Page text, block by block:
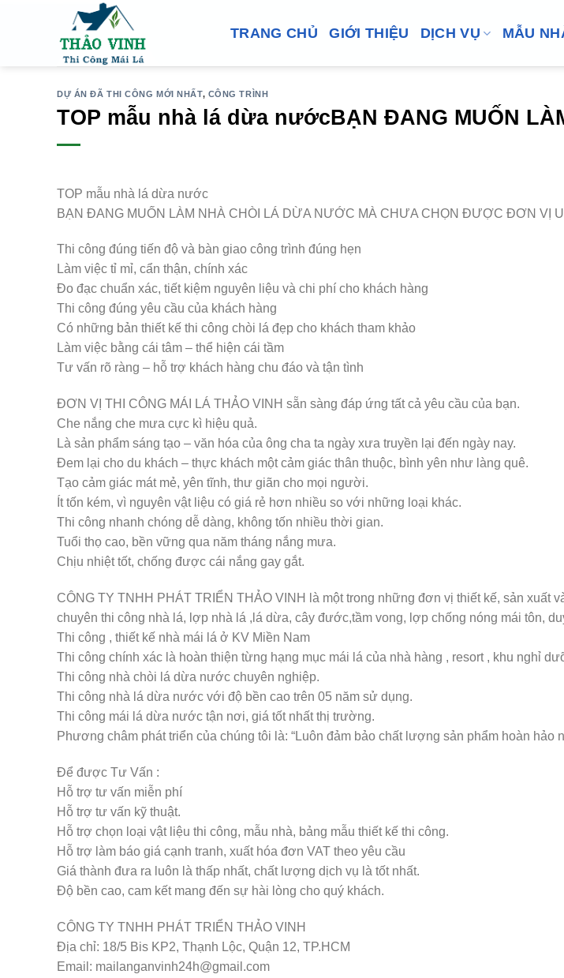
TRANG CHỦ GIỚI THIỆU DỊCH VỤ MẪU
DỰ ÁN ĐÃ THI CÔNG MỚI NHẤT, CÔNG TRÌNH
TOP mẫu nhà lá dừa nướcBẠN ĐANG MUỐN
TOP mẫu nhà lá dừa nước
BẠN ĐANG MUỐN LÀM NHÀ CHÒI LÁ DỪA NƯỚC MÀ CHƯA CHỌN ĐƯỢC ĐƠN VỊ
Thi công đúng tiến độ và bàn giao công trình đúng hẹn
Làm việc tỉ mỉ, cẩn thận, chính xác
Đo đạc chuẩn xác, tiết kiệm nguyên liệu và chi phí cho khách hàng
Thi công đúng yêu cầu của khách hàng
Có những bản thiết kế thi công chòi lá đẹp cho khách tham khảo
Làm việc bằng cái tâm – thể hiện cái tầm
Tư vấn rõ ràng – hỗ trợ khách hàng chu đáo và tận tình
ĐƠN VỊ THI CÔNG MÁI LÁ THẢO VINH sẵn sàng đáp ứng tất cả yêu cầu của bạn.
Che nắng che mưa cực kì hiệu quả.
Là sản phẩm sáng tạo – văn hóa của ông cha ta ngày xưa truyền lại đến ngày nay.
Đem lại cho du khách – thực khách một cảm giác thân thuộc, bình yên như làng quê.
Tạo cảm giác mát mẻ, yên tĩnh, thư giãn cho mọi người.
Ít tốn kém, vì nguyên vật liệu có giá rẻ hơn nhiều so với những loại khác.
Thi công nhanh chóng dễ dàng, không tốn nhiều thời gian.
Tuổi thọ cao, bền vững qua năm tháng nắng mưa.
Chịu nhiệt tốt, chống được cái nắng gay gắt.
CÔNG TY TNHH PHÁT TRIỂN THẢO VINH là một trong những đơn vị thiết kế, sản xuất
chuyên thi công nhà lá, lợp nhà lá ,lá dừa, cây đước,tầm vong, lợp chống nóng mái tôn,
Thi công , thiết kế nhà mái lá ở KV Miền Nam
Thi công chính xác là hoàn thiện từng hạng mục mái lá của nhà hàng , resort , khu nghỉ
Thi công nhà chòi lá dừa nước chuyên nghiệp.
Thi công nhà lá dừa nước với độ bền cao trên 05 năm sử dụng.
Thi công mái lá dừa nước tận nơi, giá tốt nhất thị trường.
Phương châm phát triển của chúng tôi là: “Luôn đảm bảo chất lượng sản phẩm hoàn hảo
Để được Tư Vấn :
Hỗ trợ tư vấn miễn phí
Hỗ trợ tư vấn kỹ thuật.
Hỗ trợ chọn loại vật liệu thi công, mẫu nhà, bảng mẫu thiết kế thi công.
Hỗ trợ làm báo giá cạnh tranh, xuất hóa đơn VAT theo yêu cầu
Giá thành đưa ra luôn là thấp nhất, chất lượng dịch vụ là tốt nhất.
Độ bền cao, cam kết mang đến sự hài lòng cho quý khách.
CÔNG TY TNHH PHÁT TRIỂN THẢO VINH
Địa chỉ: 18/5 Bis KP2, Thạnh Lộc, Quận 12, TP.HCM
Email: mailanganvinh24h@gmail.com